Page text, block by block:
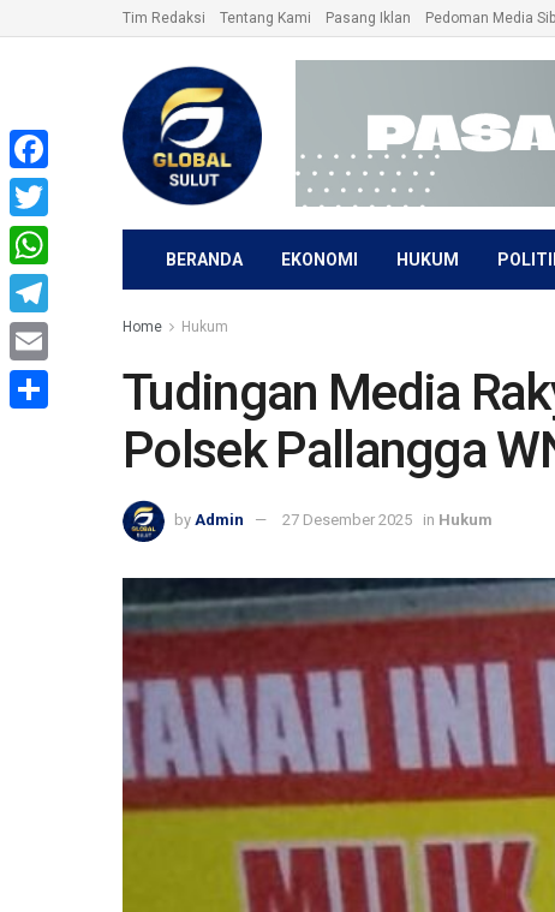
Tim Redaksi Tentang Kami Pasang Iklan Pedoman Media
BERANDA EKONOMI HUKUM
Home Hukum
Tudingan Media
Polsek Pallangga
by Admin 27 Desember 2025 in Hukum
Facebook
Twitter
WhatsApp
Telegram
Email